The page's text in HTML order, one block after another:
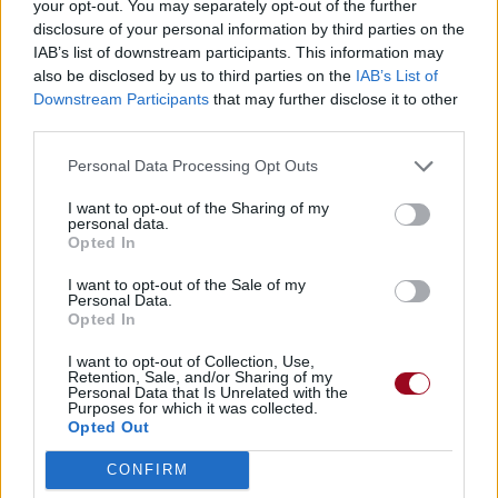
your opt-out. You may separately opt-out of the further
disclosure of your personal information by third parties on the
IAB’s list of downstream participants. This information may
also be disclosed by us to third parties on the IAB’s List of
Downstream Participants that may further disclose it to other
Personal Data Processing Opt Outs
I want to opt-out of the Sharing of my
personal data.
Opted In
I want to opt-out of the Sale of my
Personal Data.
Opted In
I want to opt-out of Collection, Use,
Retention, Sale, and/or Sharing of my
Personal Data that Is Unrelated with the
Purposes for which it was collected.
Opted Out
CONFIRM